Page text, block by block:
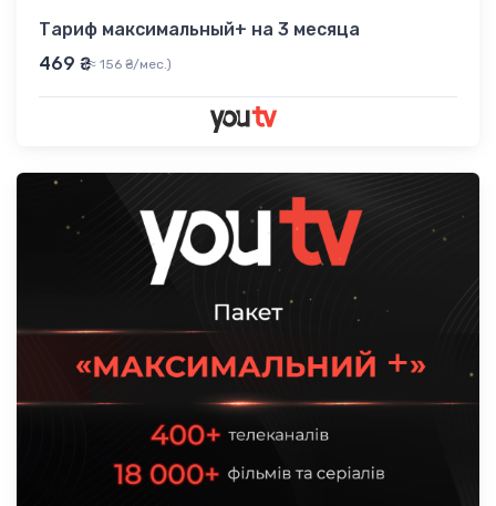
Тариф максимальный+ на 3 месяца
469 ₴
(≈ 156 ₴/мес.)